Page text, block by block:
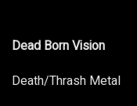
Dead Born Vision
Death/Thrash Metal